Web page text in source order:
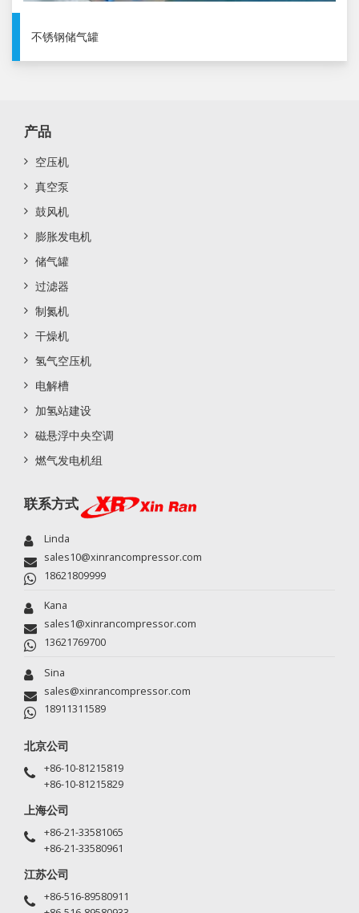
不锈钢储气罐
产品
空压机
真空泵
鼓风机
膨胀发电机
储气罐
过滤器
制氮机
干燥机
氢气空压机
电解槽
加氢站建设
磁悬浮中央空调
燃气发电机组
联系方式
Linda
sales10@xinrancompressor.com
18621809999
Kana
sales1@xinrancompressor.com
13621769700
Sina
sales@xinrancompressor.com
18911311589
北京公司
+86-10-81215819
+86-10-81215829
上海公司
+86-21-33581065
+86-21-33580961
江苏公司
+86-516-89580911